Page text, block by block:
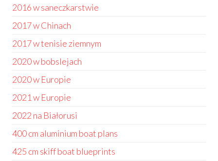
2016 w saneczkarstwie
2017 w Chinach
2017 w tenisie ziemnym
2020 w bobslejach
2020 w Europie
2021 w Europie
2022 na Białorusi
400 cm aluminium boat plans
425 cm skiff boat blueprints